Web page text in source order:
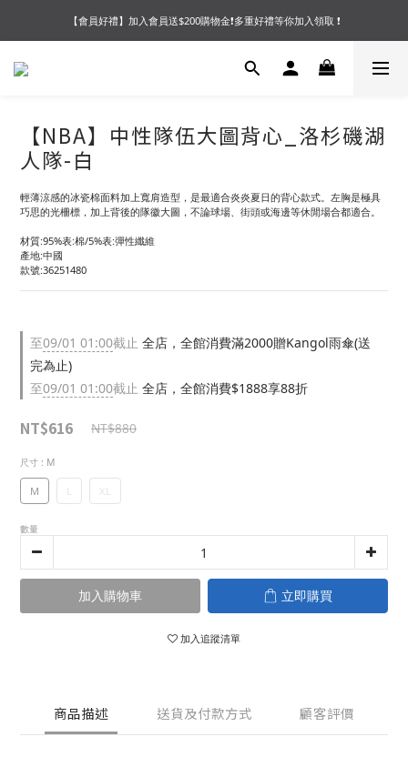
【夏末OUTLET】專區全面5折起❗超值入手就趁現在🔥
【會員好禮】加入會員送$200購物金❗多重好禮等你加入領取 ❗
【夏末OUTLET】專區全面5折起❗超值入手就趁現在🔥
【NBA】中性隊伍大圖背心_洛杉磯湖
人隊-白
輕薄涼感的冰瓷棉面料加上寬肩造型，是最適合炎炎夏日的背心款式。左胸是極具
巧思的光柵標，加上背後的隊徽大圖，不論球場、街頭或海邊等休閒場合都適合。
材質:95%表:棉/5%表:彈性纖維
產地:中國
款號:36251480
至09/01 01:00截止 全店，全館消費滿2000贈Kangol雨傘(送
完為止)
至09/01 01:00截止 全店，全館消費$1888享88折
NT$616 NT$880
尺寸 : M
M L XL
數量
加入購物車 立即購買
加入追蹤清單
商品描述 送貨及付款方式 顧客評價